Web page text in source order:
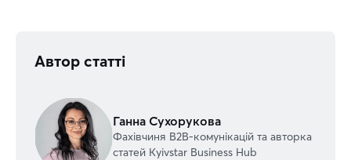
Автор статті
Ганна Сухорукова
Фахівчиня В2В-комунікацій та авторка
статей Kyivstar Business Hub